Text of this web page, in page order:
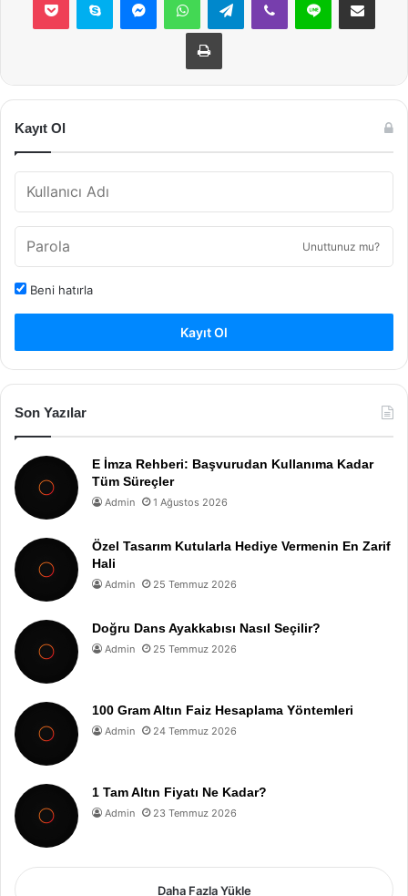
Yazdır
Kayıt Ol
Unuttunuz mu?
Beni hatırla
Kayıt Ol
Son Yazılar
E İmza Rehberi: Başvurudan Kullanıma Kadar
Tüm Süreçler
Admin 1 Ağustos 2026
Özel Tasarım Kutularla Hediye Vermenin En Zarif
Hali
Admin 25 Temmuz 2026
Doğru Dans Ayakkabısı Nasıl Seçilir?
Admin 25 Temmuz 2026
100 Gram Altın Faiz Hesaplama Yöntemleri
Admin 24 Temmuz 2026
1 Tam Altın Fiyatı Ne Kadar?
Admin 23 Temmuz 2026
Daha Fazla Yükle